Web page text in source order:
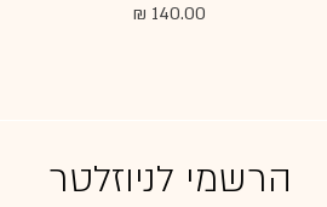
מחיר
הרשמי לניוזלטר